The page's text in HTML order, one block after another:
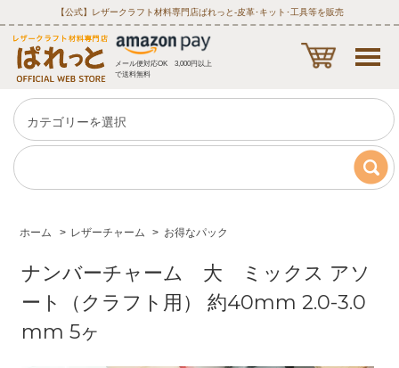
【公式】レザークラフト材料専門店ぱれっと‐皮革･キット･工具等を販売
メール便対応OK 3,000円以上
で送料無料
ホーム > レザーチャーム > お得なパック
ナンバーチャーム 大 ミックス アソ
ート（クラフト用） 約40mm 2.0-3.0
mm 5ヶ